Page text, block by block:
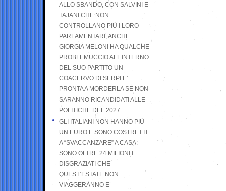
ALLO SBANDO, CON SALVINI E
TAJANI CHE NON
CONTROLLANO PIÙ I LORO
PARLAMENTARI, ANCHE
GIORGIA MELONI HA QUALCHE
PROBLEMUCCIO ALL’INTERNO
DEL SUO PARTITO UN
COACERVO DI SERPI E’
PRONTA A MORDERLA SE NON
SARANNO RICANDIDATI ALLE
POLITICHE DEL 2027
GLI ITALIANI NON HANNO PIÙ
UN EURO E SONO COSTRETTI
A “SVACCANZARE” A CASA:
SONO OLTRE 24 MILIONI I
DISGRAZIATI CHE
QUEST’ESTATE NON
VIAGGERANNO E